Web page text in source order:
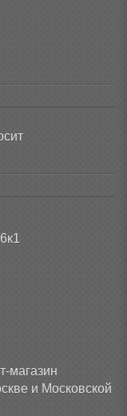
магазин
и Московской